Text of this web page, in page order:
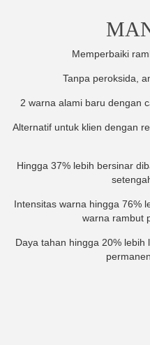
Memperbaiki
Tanpa peroksida,
2 warna alami baru dengan
Alternatif untuk klien dengan
Hingga 37% lebih bersinar
Intensitas warna hingga 76%
warna rambut
Daya tahan hingga 20%